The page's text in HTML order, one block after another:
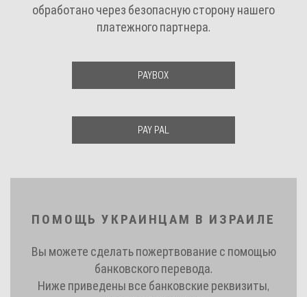
обработано через безопасную сторону нашего
платежного партнера.
PAYBOX
PAY PAL
ПОМОЩЬ УКРАИНЦАМ В ИЗРАИЛЕ
Вы можете сделать пожертвование с помощью
банковского перевода.
Ниже приведены все банковские реквизиты,